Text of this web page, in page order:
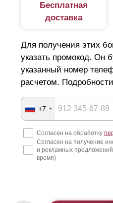
Бесплатная
доставка
Для получения этих
указать промокод. Он
указанный номер
расчетом.
+7
Согласен на обработку
Согласен на получение
и рекламных
время)